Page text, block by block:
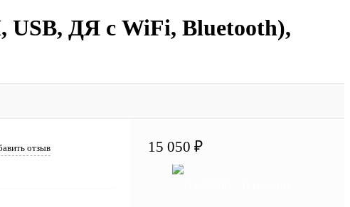
ДЯ с WiFi, Bluetooth),
отзыв 15 050 ₽